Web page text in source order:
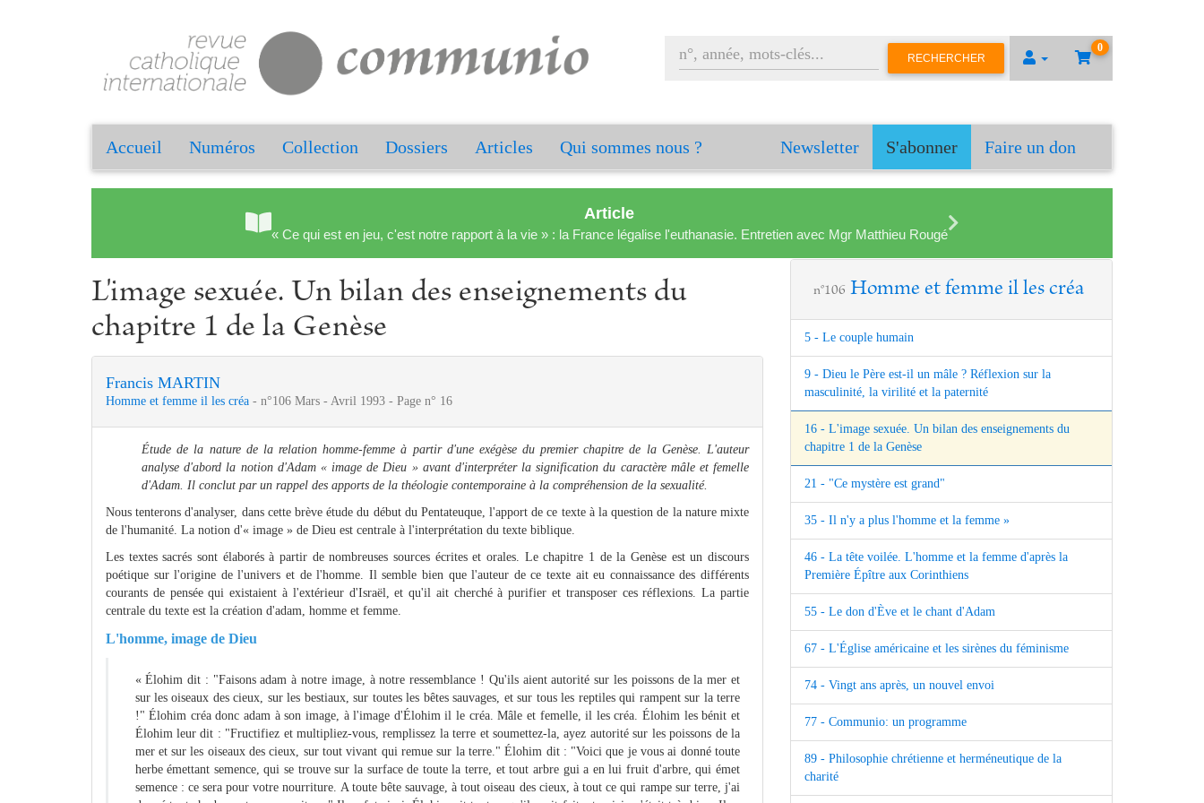
0
RECHERCHER
Accueil Numéros Collection Dossiers Articles Qui sommes nous ? Newsletter S'abonner Faire un don
Article
« Ce qui est en jeu, c'est notre rapport à la vie » : la France légalise l'euthanasie. Entretien avec Mgr Matthieu Rougé
L'image sexuée. Un bilan des enseignements du
chapitre 1 de la Genèse
Francis MARTIN
Homme et femme il les créa - n°106 Mars - Avril 1993 - Page n° 16
Étude de la nature de la relation homme-femme à partir d'une exégèse du premier chapitre de la Genèse. L'auteur
analyse d'abord la notion d'Adam « image de Dieu » avant d'interpréter la signification du caractère mâle et femelle
d'Adam. Il conclut par un rappel des apports de la théologie contemporaine à la compréhension de la sexualité.
Nous tenterons d'analyser, dans cette brève étude du début du Pentateuque, l'apport de ce texte à la question de la nature mixte
de l'humanité. La notion d'« image » de Dieu est centrale à l'interprétation du texte biblique.
Les textes sacrés sont élaborés à partir de nombreuses sources écrites et orales. Le chapitre 1 de la Genèse est un discours
poétique sur l'origine de l'univers et de l'homme. Il semble bien que l'auteur de ce texte ait eu connaissance des différents
courants de pensée qui existaient à l'extérieur d'Israël, et qu'il ait cherché à purifier et transposer ces réflexions. La partie
centrale du texte est la création d'adam, homme et femme.
L'homme, image de Dieu
« Élohim dit : "Faisons adam à notre image, à notre ressemblance ! Qu'ils aient autorité sur les poissons de la mer et
sur les oiseaux des cieux, sur les bestiaux, sur toutes les bêtes sauvages, et sur tous les reptiles qui rampent sur la terre
!" Élohim créa donc adam à son image, à l'image d'Élohim il le créa. Mâle et femelle, il les créa. Élohim les bénit et
Élohim leur dit : "Fructifiez et multipliez-vous, remplissez la terre et soumettez-la, ayez autorité sur les poissons de la
mer et sur les oiseaux des cieux, sur tout vivant qui remue sur la terre." Élohim dit : "Voici que je vous ai donné toute
herbe émettant semence, qui se trouve sur la surface de toute la terre, et tout arbre gui a en lui fruit d'arbre, qui émet
semence : ce sera pour votre nourriture. A toute bête sauvage, à tout oiseau des cieux, à tout ce qui rampe sur terre, j'ai
n°106 Homme et femme il les créa
5 - Le couple humain
9 - Dieu le Père est-il un mâle ? Réflexion sur la
masculinité, la virilité et la paternité
16 - L'image sexuée. Un bilan des enseignements du
chapitre 1 de la Genèse
21 - "Ce mystère est grand"
35 - Il n'y a plus l'homme et la femme »
46 - La tête voilée. L'homme et la femme d'après la
Première Épître aux Corinthiens
55 - Le don d'Ève et le chant d'Adam
67 - L'Église américaine et les sirènes du féminisme
74 - Vingt ans après, un nouvel envoi
77 - Communio: un programme
89 - Philosophie chrétienne et herméneutique de la
charité